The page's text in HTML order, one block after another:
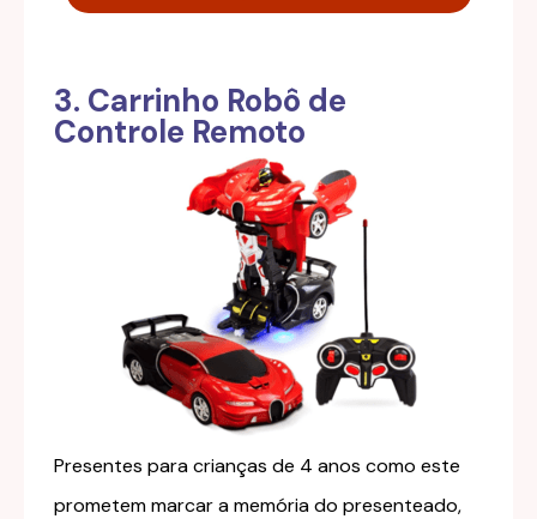
3. Carrinho Robô de
Controle Remoto
Presentes para crianças de 4 anos como este
prometem marcar a memória do presenteado,